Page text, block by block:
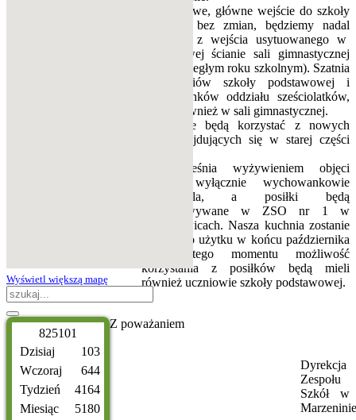
Tymczasowe, główne wejście do szkoły
pozostaje bez zmian, będziemy nadal
korzystać z wejścia usytuowanego w
południowej ścianie sali gimnastycznej
(jak w ubiegłym roku szkolnym). Szatnia
dla uczniów szkoły podstawowej i
wychowanków oddziału sześciolatków,
będzie również w sali gimnastycznej.
Uczniowie będą korzystać z nowych
toalet znajdujących się w starej części
Od września wyżywieniem objęci
zostaną wyłącznie wychowankowie
przedszkola, a posiłki będą
przygotowywane w ZSO nr 1 w
Sędziejowicach. Nasza kuchnia zostanie
oddana do użytku w końcu października
i od tego momentu możliwość
korzystania z posiłków będą mieli
również uczniowie szkoły podstawowej.
Z poważaniem
Dyrekcja
Zespołu
Szkół w
Marzeninie
Wyświetl większą mapę
825101
Dzisiaj
Wczoraj
Tydzień
Miesiąc
103
644
4164
5180